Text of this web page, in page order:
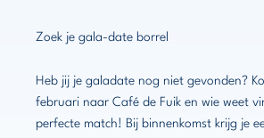
Zoek je gala-date borrel
Heb jij je galadate nog niet gevonden?
februari naar Café de Fuik en wie weet
perfecte match! Bij binnenkomst krijg je